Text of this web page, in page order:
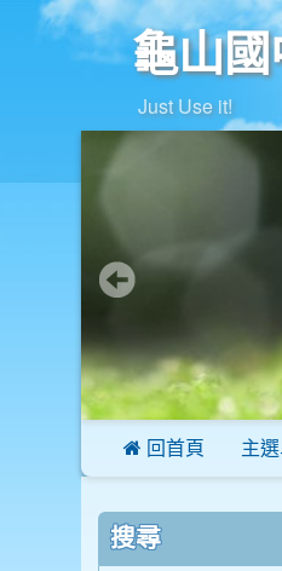
龜山
Just Use it!
 回首頁 主選
搜尋